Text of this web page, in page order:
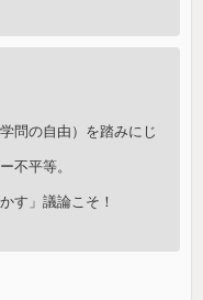
問の自由）を踏みにじ
不平等。
す」議論こそ！